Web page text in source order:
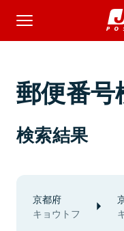
郵便番号
検索結果
京都府
キョウトフ